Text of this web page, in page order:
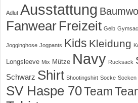
Adlut Ausstattung
Fanwear Freizeit Gelb Gymsac
Jogginghose Jogpants Kids Kleidung
Longsleeve Mix Mütze Navy Rucksack
Schwarz Shirt Shootingshirt Socke Socken
SV Haspe 70Team